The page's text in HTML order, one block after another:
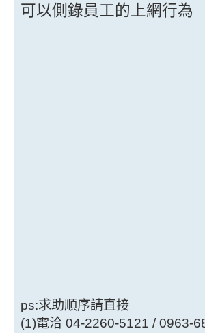
可以側錄員工的上網行為
ps:求助順序請直接
(1)電洽 04-2260-5121 / 0963-